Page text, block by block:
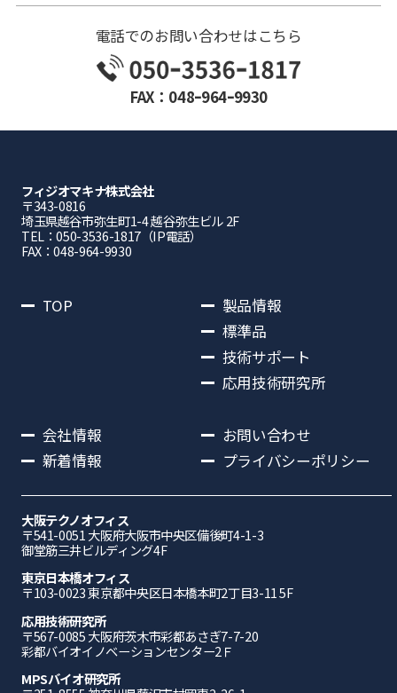
電話でのお問い合わせはこちら
FAX：048ｰ964ｰ9930
フィジオマキナ株式会社
〒343-0816
埼⽟県越⾕市弥⽣町1-4 越⾕弥⽣ビル 2F
TEL：050-3536-1817（IP電話）
FAX：048-964-9930
TOP
製品情報
標準品
技術サポート
応用技術研究所
会社情報
新着情報
お問い合わせ
プライバシーポリシー
大阪テクノオフィス
〒541-0051 ⼤阪府⼤阪市中央区備後町4-1-3
御堂筋三井ビルディング4F
東京日本橋オフィス
〒103-0023 東京都中央区日本橋本町2丁目3-11 5F
応⽤技術研究所
〒567-0085 ⼤阪府茨⽊市彩都あさぎ7-7-20
彩都バイオイノベーションセンター2Ｆ
MPSバイオ研究所